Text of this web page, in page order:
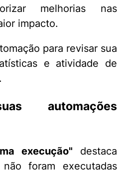
melhorias nas
impacto.
para revisar sua
e atividade de
automações
execução" destaca
foram executadas